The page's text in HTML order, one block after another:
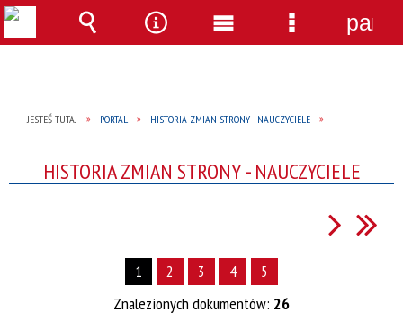
JESTEŚ TUTAJ PORTAL HISTORIA ZMIAN STRONY - NAUCZYCIELE
HISTORIA ZMIAN STRONY - NAUCZYCIELE
1 2 3 4
5
Znalezionych dokumentów: 26
Wyszukiwarka
Narzędzia
Menu Menu
panel